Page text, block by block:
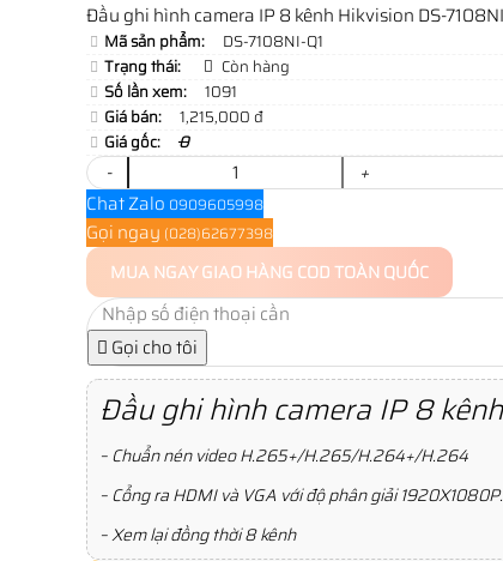
Đầu ghi hình camera IP 8 kênh Hikvision DS-
Mã sản phẩm:
DS-7108NI-Q1
Trạng thái:
Còn hàng
Số lần xem:
1091
Giá bán:
1,215,000 đ
Giá gốc:
0
-
+
Chat Zalo 0909605998
Gọi ngay (028)62677398
MUA NGAYGIAO HÀNG COD TOÀN QUỐC
Gọi cho tôi
Đầu ghi hình camera IP 8
– Chuẩn nén video H.265+/H.265/H.264+/H.264
– Cổng ra HDMI và VGA với độ phân giải
– Xem lại đồng thời 8 kênh